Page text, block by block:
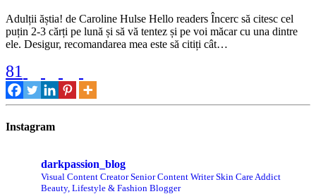
Adulții ăștia! de Caroline Hulse Hello readers Încerc să citesc cel
puțin 2-3 cărți pe lună și să vă tentez și pe voi măcar cu una dintre
ele. Desigur, recomandarea mea este să citiți cât…
81
Instagram
darkpassion_blog
Visual Content CreatorSenior Content WriterSkin Care Addict
Beauty, Lifestyle & Fashion Blogger